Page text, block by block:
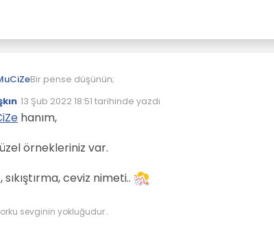
Bir pense düşünün;
Cevizi kırıyor ve içindeki özü yiyorsun.
Sendeki özü ortaya çıkartıyor.
Mutluyken bulamazsın kendini.
A.Y
13 Şub 2022 18:51 tarihinde yazdı
Son düzenleyen:
hanım,
örnekleriniz var.
sıkıştırma, ceviz nimeti..
sevginin yokluğudur..